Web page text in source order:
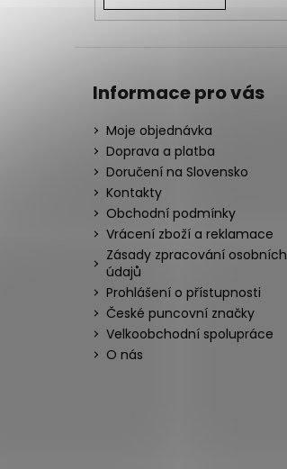
Informace pro vás
Moje objednávka
Doprava a platba
Doručení na Slovensko
Kontakty
Obchodní podmínky
Vrácení zboží a reklamace
Zásady zpracování osobních
údajů
Prohlášení o přístupnosti
České puncovní značky
Velkoobchodní spolupráce
O nás